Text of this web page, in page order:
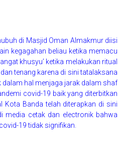
di Masjid Oman Almakmur diisi
kegagahan beliau ketika memacu
khusyu’ ketika melakukan ritual
tenang karena di sini tatalaksana
hal menjaga jarak dalam shaf
covid-19 baik yang diterbitkan
Kota Banda telah diterapkan di sini
media cetak dan electronik bahwa
19 tidak signifikan.